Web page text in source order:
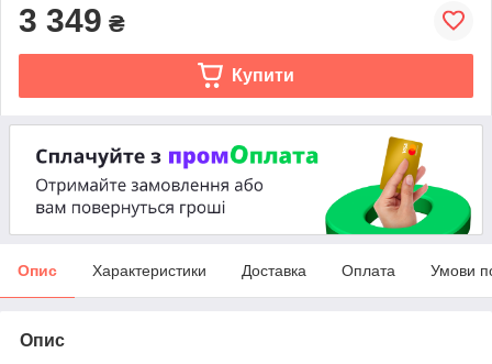
3 349 ₴
Купити
Опис Характеристики Доставка Оплата Умови
Опис